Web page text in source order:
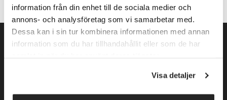
information från din enhet till de sociala medier och
annons- och analysföretag som vi samarbetar med.
Dessa kan i sin tur kombinera informationen med annan
information som du har tillhandahållit eller som de har
Visa detaljer
Norrköpings Skateshop startade sin verksamhet 2009. Vi
inriktar oss främst mot konståkning. Företaget